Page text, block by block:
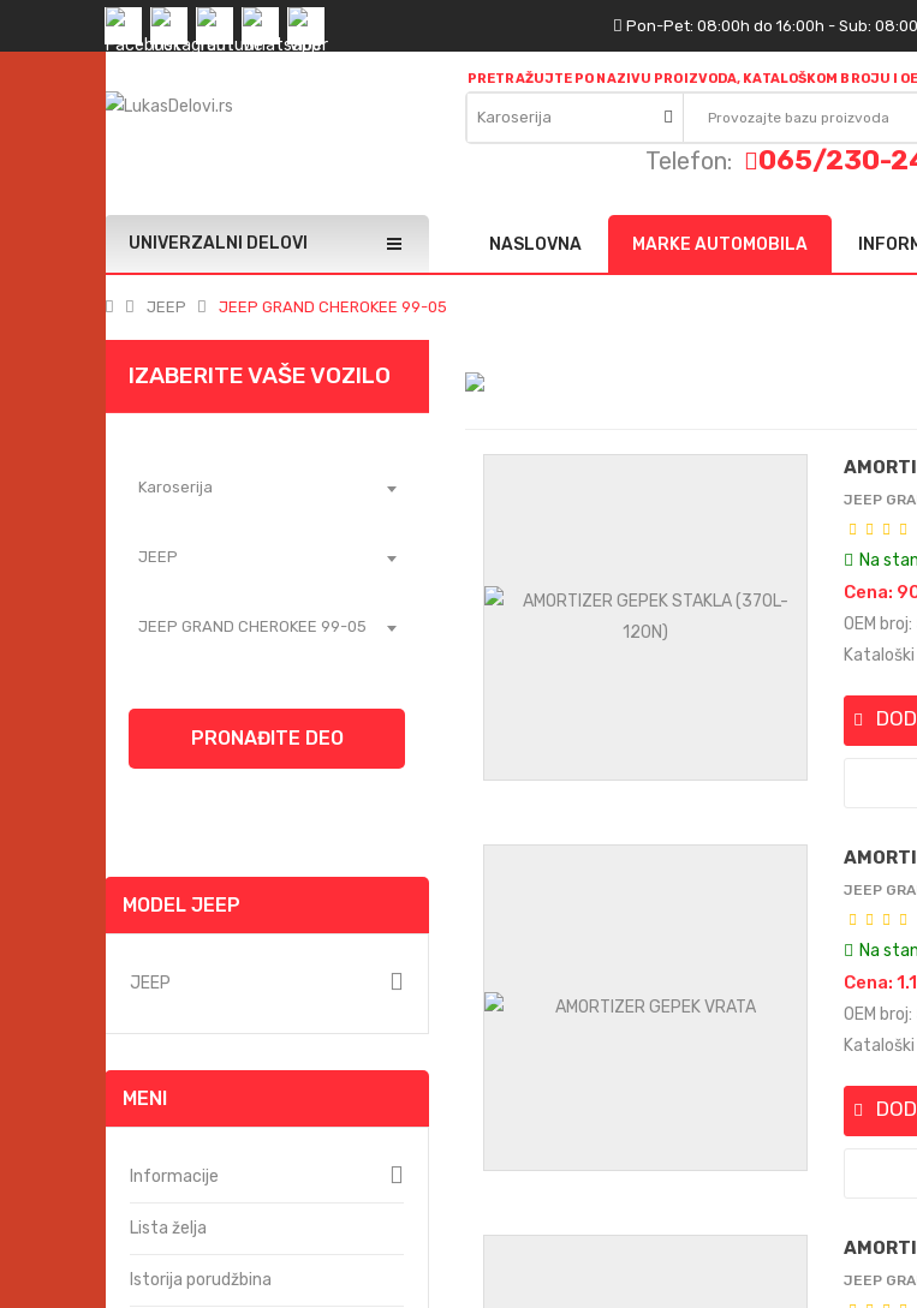
Pon-Pet: 08:00h do 16:00h - Sub:
PRETRAŽUJTE PO NAZIVU PROIZVODA, KATALOŠKOM BROJU I
Karoserija
Telefon: 065/230-
UNIVERZALNI DELOVI NASLOVNA MARKE AUTOMOBILA
JEEP JEEP GRAND CHEROKEE 99-05
IZABERITE VAŠE VOZILO
Karoserija
JEEP
JEEP GRAND CHEROKEE 99-05
PRONAĐITE DEO
MODEL JEEP
JEEP
MENI
Informacije
Lista želja
Istorija porudžbina
JEEP
Na
Cena:
OEM
JEEP
Na
Cena:
OEM
JEEP